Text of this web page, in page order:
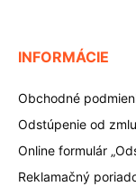
INFORMÁCIE
Obchodné
Odstúpenie od
Online formulár
Reklamačný